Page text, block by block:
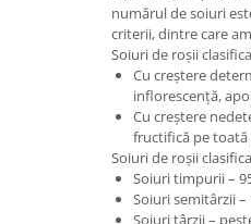
numărul de soiuri
criterii, dintre care
Soiuri de roșii
Cu creștere
inflorescență,
Cu creștere
fructifică pe
Soiuri de roșii
Soiuri timpurii –
Soiuri semitârzii –
Soiuri târzii –